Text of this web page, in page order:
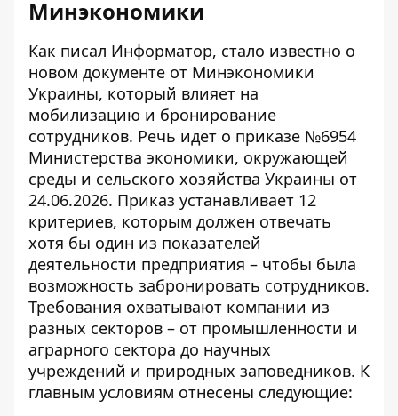
Минэкономики
Как писал Информатор, стало известно о
новом документе от Минэкономики
Украины, который влияет на
мобилизацию и бронирование
сотрудников. Речь идет о приказе №6954
Министерства экономики, окружающей
среды и сельского хозяйства Украины от
24.06.2026. Приказ устанавливает 12
критериев, которым должен отвечать
хотя бы один из показателей
деятельности предприятия – чтобы была
возможность забронировать сотрудников.
Требования охватывают компании из
разных секторов – от промышленности и
аграрного сектора до научных
учреждений и природных заповедников. К
главным условиям отнесены следующие: